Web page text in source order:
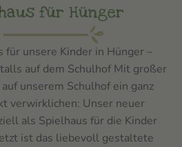
für Hünger
für unsere Kinder in Hünger –
auf dem Schulhof Mit großer
unserem Schulhof ein ganz
verwirklichen: Unser neuer
als Spielhaus für die Kinder
ist das liebevoll gestaltete